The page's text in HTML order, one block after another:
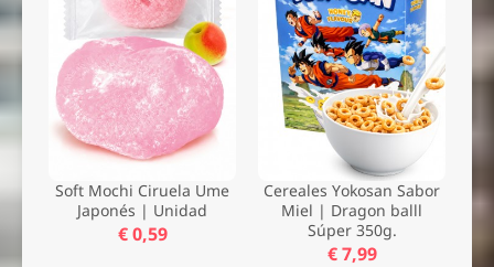
Soft Mochi Ciruela Ume
Japonés | Unidad
€ 0,59
Cereales Yokosan Sabor
Miel | Dragon balll
Súper 350g.
€ 7,99